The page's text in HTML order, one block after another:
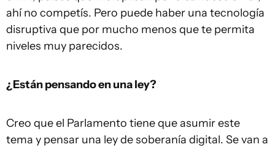
ahí no competís. Pero puede haber una tecnología
disruptiva que por mucho menos que te permita
niveles muy parecidos.
¿Están pensando en una ley?
Creo que el Parlamento tiene que asumir este
tema y pensar una ley de soberanía digital. Se van a